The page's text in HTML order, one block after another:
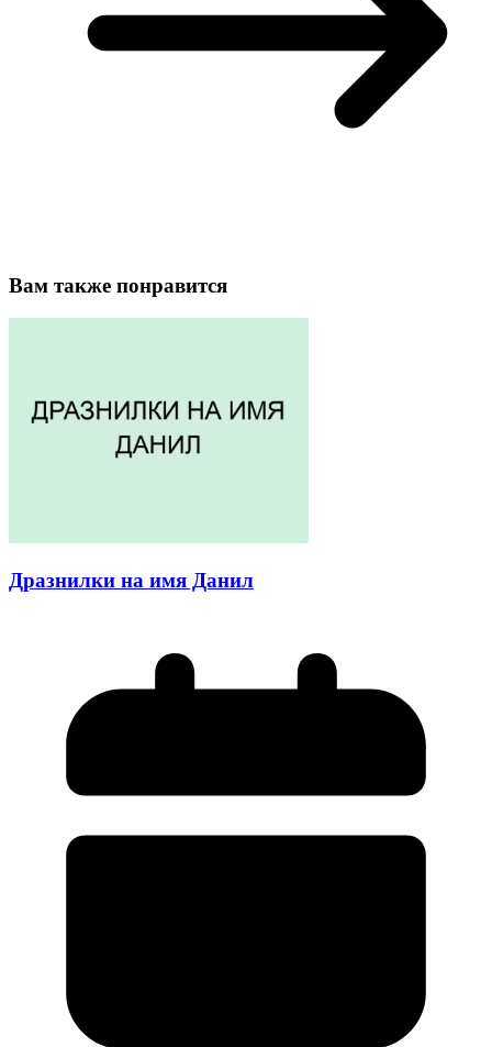
Вам также понравится
Дразнилки на имя Данил